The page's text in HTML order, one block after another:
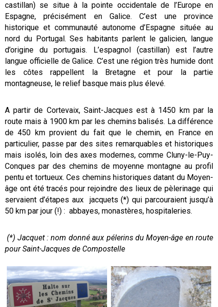
castillan) se situe à la pointe occidentale de l’Europe en
Espagne, précisément en Galice. C’est une province
historique et communauté autonome d’Espagne située au
nord du Portugal. Ses habitants parlent le galicien, langue
d’origine du portugais. L’espagnol (castillan) est l’autre
langue officielle de Galice. C’est une région très humide dont
les côtes rappellent la Bretagne et pour la partie
montagneuse, le relief basque mais plus élevé.
A partir de Cortevaix, Saint-Jacques est à 1450 km par la
route mais à 1900 km par les chemins balisés. La différence
de 450 km provient du fait que le chemin, en France en
particulier, passe par des sites remarquables et historiques
mais isolés, loin des axes modernes, comme Cluny-le-Puy-
Conques par des chemins de moyenne montagne au profil
pentu et tortueux. Ces chemins historiques datant du Moyen-
âge ont été tracés pour rejoindre des lieux de pèlerinage qui
servaient d’étapes aux jacquets (*) qui parcouraient jusqu’à
50 km par jour (!) : abbayes, monastères, hospitaleries.
(*) Jacquet : nom donné aux pélerins du Moyen-âge en route
pour Saint-Jacques de Compostelle